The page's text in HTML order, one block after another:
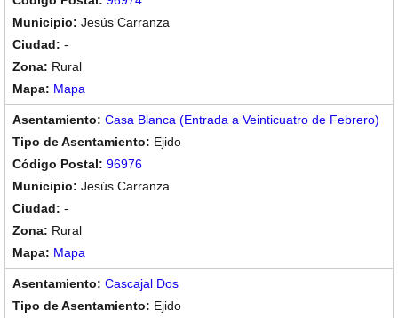
Jesús Carranza
-
Rural
Mapa
Casa Blanca (Entrada a Veinticuatro de Febrero)
Ejido
96976
Jesús Carranza
-
Rural
Mapa
Cascajal Dos
Ejido